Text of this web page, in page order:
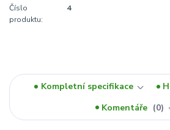
Číslo
produktu:
4
Kompletní specifikace
Komentáře
0